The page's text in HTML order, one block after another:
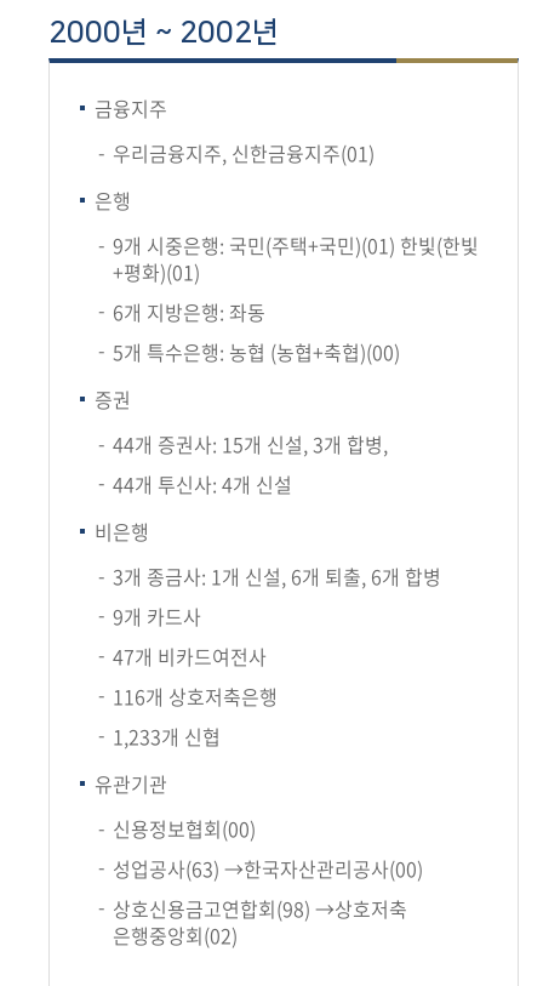
2000년 ~ 2002년
금융지주
우리금융지주, 신한금융지주(01)
은행
9개 시중은행: 국민(주택+국민)(01) 한빛(한빛
+평화)(01)
6개 지방은행: 좌동
5개 특수은행: 농협 (농협+축협)(00)
증권
44개 증권사: 15개 신설, 3개 합병,
44개 투신사: 4개 신설
비은행
3개 종금사: 1개 신설, 6개 퇴출, 6개 합병
9개 카드사
47개 비카드여전사
116개 상호저축은행
1,233개 신협
유관기관
신용정보협회(00)
성업공사(63) →한국자산관리공사(00)
상호신용금고연합회(98) →상호저축
은행중앙회(02)